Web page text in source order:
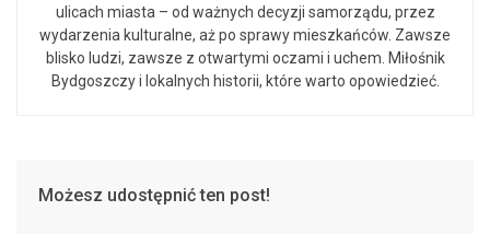
ulicach miasta – od ważnych decyzji samorządu, przez
wydarzenia kulturalne, aż po sprawy mieszkańców. Zawsze
blisko ludzi, zawsze z otwartymi oczami i uchem. Miłośnik
Bydgoszczy i lokalnych historii, które warto opowiedzieć.
Możesz udostępnić ten post!